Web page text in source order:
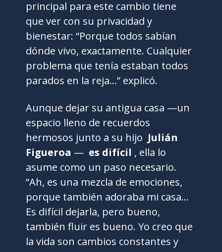
principal para este cambio tiene
que ver con su privacidad y
bienestar: “Porque todos sabían
dónde vivo, exactamente. Cualquier
problema que tenía estaban todos
parados en la reja…” explicó.
Aunque dejar su antigua casa —un
espacio lleno de recuerdos
hermosos junto a su hijo Julián
Figueroa — es difícil , ella lo
asume como un paso necesario.
“Ah, es una mezcla de emociones,
porque también adoraba mi casa…
Es difícil dejarla, pero bueno,
también fluir es bueno. Yo creo que
la vida son cambios constantes y